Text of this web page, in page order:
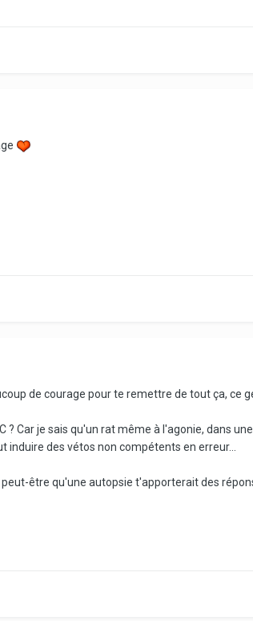
rosées. Abdomen distendue mais souple et
de courage pour te remettre de tout ça, ce
? Car je sais qu'un rat même à l'agonie, dans
induire des vétos non compétents en erreur...
être qu'une autopsie t'apporterait des